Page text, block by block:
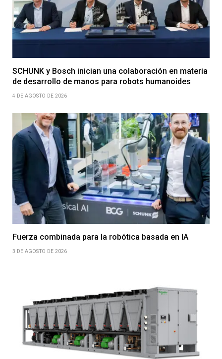
SCHUNK y Bosch inician una colaboración en materia
de desarrollo de manos para robots humanoides
4 DE AGOSTO DE 2026
Fuerza combinada para la robótica basada en IA
3 DE AGOSTO DE 2026